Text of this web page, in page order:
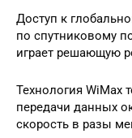
Доступ к
по спутниковому
играет решающую
Технология WiMax
передачи данных
скорость в разы